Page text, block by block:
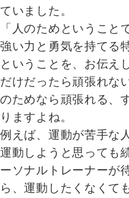
ていました。
「人のためということ
強い力と勇気を持てる
ということを、お伝え
だけだったら頑張れな
のためなら頑張れる、
りますよね。
例えば、運動が苦手な
運動しようと思っても
ーソナルトレーナーが
ら、運動したくなくて